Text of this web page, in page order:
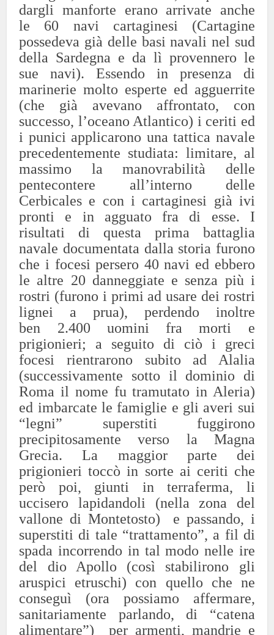
dargli manforte erano arrivate anche
le 60 navi cartaginesi (Cartagine
possedeva già delle basi navali nel sud
della Sardegna e da lì provennero le
sue navi). Essendo in presenza di
marinerie molto esperte ed agguerrite
(che già avevano affrontato, con
successo, l’oceano Atlantico) i ceriti ed
i punici applicarono una tattica navale
precedentemente studiata: limitare, al
massimo la manovrabilità delle
pentecontere all’interno delle
Cerbicales e con i cartaginesi già ivi
pronti e in agguato fra di esse. I
risultati di questa prima battaglia
navale documentata dalla storia furono
che i focesi persero 40 navi ed ebbero
le altre 20 danneggiate e senza più i
rostri (furono i primi ad usare dei rostri
lignei a prua), perdendo inoltre
ben 2.400 uomini fra morti e
prigionieri; a seguito di ciò i greci
focesi rientrarono subito ad Alalia
(successivamente sotto il dominio di
Roma il nome fu tramutato in Aleria)
ed imbarcate le famiglie e gli averi sui
“legni” superstiti fuggirono
precipitosamente verso la Magna
Grecia. La maggior parte dei
prigionieri toccò in sorte ai ceriti che
però poi, giunti in terraferma, li
uccisero lapidandoli (nella zona del
vallone di Montetosto) e passando, i
superstiti di tale “trattamento”, a fil di
spada incorrendo in tal modo nelle ire
del dio Apollo (così stabilirono gli
aruspici etruschi) con quello che ne
conseguì (ora possiamo affermare,
sanitariamente parlando, di “catena
alimentare”) per armenti, mandrie e